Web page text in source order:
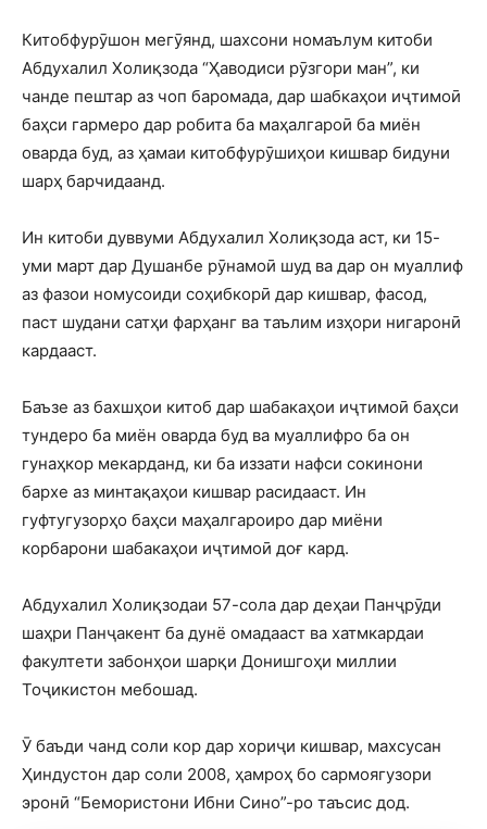
Китобфурӯшон мегӯянд, шахсони номаълум китоби
Абдухалил Холиқзода “Ҳаводиси рӯзгори ман”, ки
чанде пештар аз чоп баромада, дар шабкаҳои иҷтимоӣ
баҳси гармеро дар робита ба маҳалгароӣ ба миён
оварда буд, аз ҳамаи китобфурӯшиҳои кишвар бидуни
шарҳ барчидаанд.
Ин китоби дуввуми Абдухалил Холиқзода аст, ки 15-
уми март дар Душанбе рӯнамоӣ шуд ва дар он муаллиф
аз фазои номусоиди соҳибкорӣ дар кишвар, фасод,
паст шудани сатҳи фарҳанг ва таълим изҳори нигаронӣ
кардааст.
Баъзе аз бахшҳои китоб дар шабакаҳои иҷтимоӣ баҳси
тундеро ба миён оварда буд ва муаллифро ба он
гунаҳкор мекарданд, ки ба иззати нафси сокинони
бархе аз минтақаҳои кишвар расидааст. Ин
гуфтугузорҳо баҳси маҳалгароиро дар миёни
корбарони шабакаҳои иҷтимоӣ доғ кард.
Абдухалил Холиқзодаи 57-сола дар деҳаи Панҷрӯди
шаҳри Панҷакент ба дунё омадааст ва хатмкардаи
факултети забонҳои шарқи Донишгоҳи миллии
Тоҷикистон мебошад.
Ӯ баъди чанд соли кор дар хориҷи кишвар, махсусан
Ҳиндустон дар соли 2008, ҳамроҳ бо сармоягузори
эронӣ “Бемористони Ибни Сино”-ро таъсис дод.